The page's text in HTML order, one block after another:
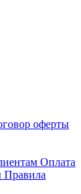
оферты
Оплата
Правила